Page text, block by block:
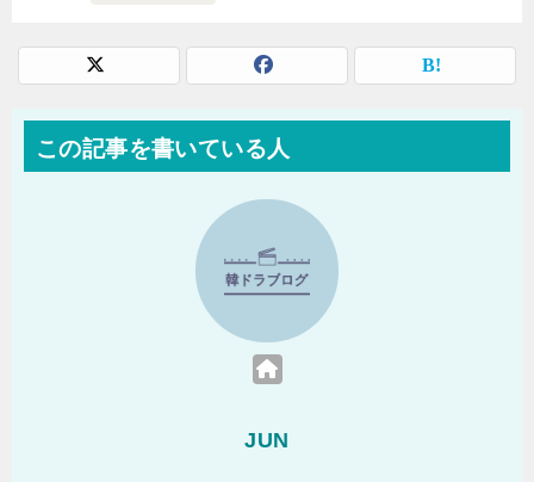
この記事を書いている人
JUN